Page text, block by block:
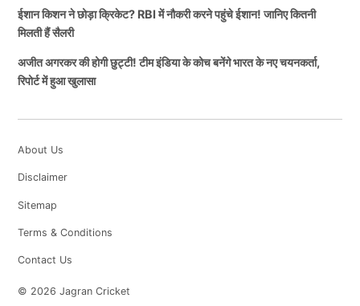
ईशान किशन ने छोड़ा क्रिकेट? RBI में नौकरी करने पहुंचे ईशान! जानिए कितनी
मिलती हैं सैलरी
अजीत अगरकर की होगी छुट्टी! टीम इंडिया के कोच बनेंगे भारत के नए चयनकर्ता,
रिपोर्ट में हुआ खुलासा
About Us
Disclaimer
Sitemap
Terms & Conditions
Contact Us
© 2026 Jagran Cricket